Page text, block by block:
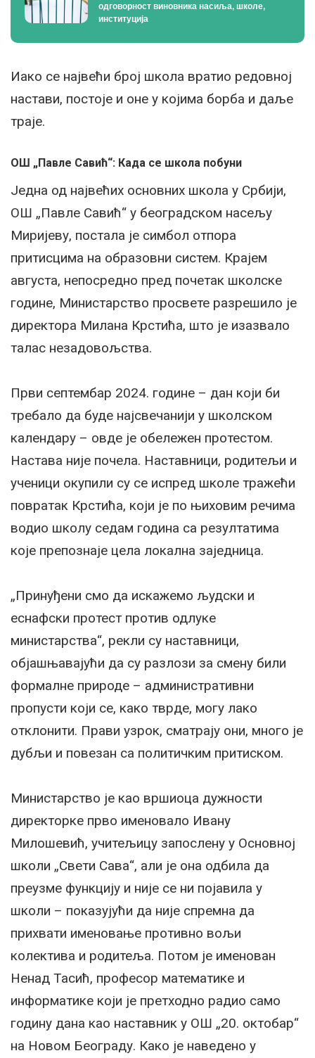
одговорност виновника насиља, школе,
институција
Иако се највећи број школа вратио редовној
настави, постоје и оне у којима борба и даље
траје.
ОШ „Павле Савић“: Када се школа побуни
Једна од највећих основних школа у Србији,
ОШ „Павле Савић“ у београдском насељу
Миријеву, постала је симбол отпора
притисцима на образовни систем. Крајем
августа, непосредно пред почетак школске
године, Министарство просвете разрешило је
директора Милана Крстића, што је изазвало
талас незадовољства.
Први септембар 2024. године – дан који би
требало да буде најсвечанији у школском
календару – овде је обележен протестом.
Настава није почела. Наставници, родитељи и
ученици окупили су се испред школе тражећи
повратак Крстића, који је по њиховим речима
водио школу седам година са резултатима
које препознаје цела локална заједница.
„Принуђени смо да искажемо људски и
еснафски протест против одлуке
министарства“, рекли су наставници,
објашњавајући да су разлози за смену били
формалне природе – административни
пропусти који се, како тврде, могу лако
отклонити. Прави узрок, сматрају они, много је
дубљи и повезан са политичким притиском.
Министарство је као вршиоца дужности
директорке прво именовало Ивану
Милошевић, учитељицу запослену у Основној
школи „Свети Сава“, али је она одбила да
преузме функцију и није се ни појавила у
школи – показујући да није спремна да
прихвати именовање противно вољи
колектива и родитеља. Потом је именован
Ненад Тасић, професор математике и
информатике који је претходно радио само
годину дана као наставник у ОШ „20. октобар“
на Новом Београду. Како је наведено у